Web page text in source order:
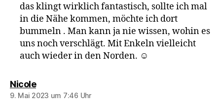
das klingt wirklich fantastisch, sollte ich mal
in die Nähe kommen, möchte ich dort
bummeln . Man kann ja nie wissen, wohin es
uns noch verschlägt. Mit Enkeln vielleicht
auch wieder in den Norden. ☺️
Nicolesagt:
9. Mai 2023 um 7:46 Uhr